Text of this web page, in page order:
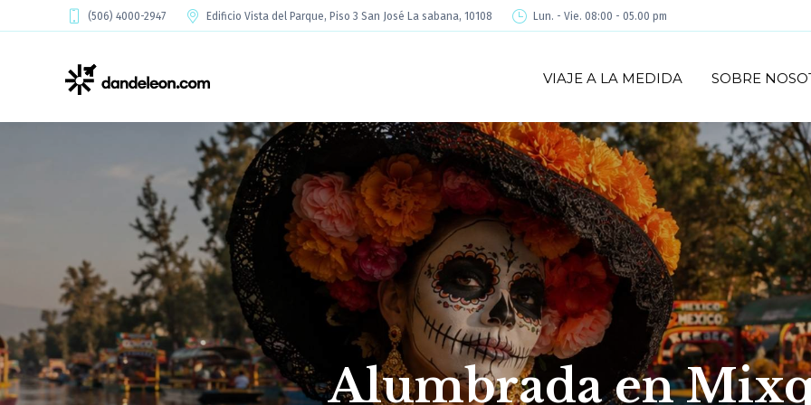
(506) 4000-2947 Edificio Vista del Parque, Piso 3 San José La sabana, 10108 Lun. - Vie. 08:00 - 05.00 pm
VIAJE A LA MEDIDA SOBRE
Alumbrada en